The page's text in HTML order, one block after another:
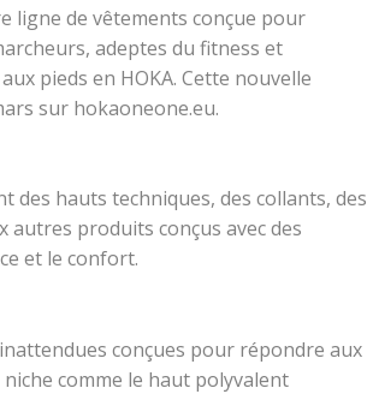
ligne de vêtements conçue pour
adeptes du fitness et
pieds en HOKA. Cette nouvelle
sur hokaoneone.eu.
des hauts techniques, des collants, des
autres produits conçus avec des
et le confort.
conçues pour répondre aux
comme le haut polyvalent